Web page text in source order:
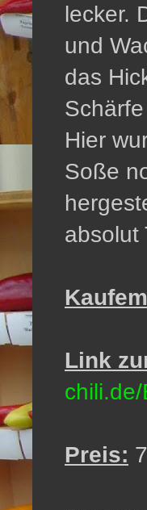
lecker.
und
das
Hier
Soße
absolut
Link
Preis: